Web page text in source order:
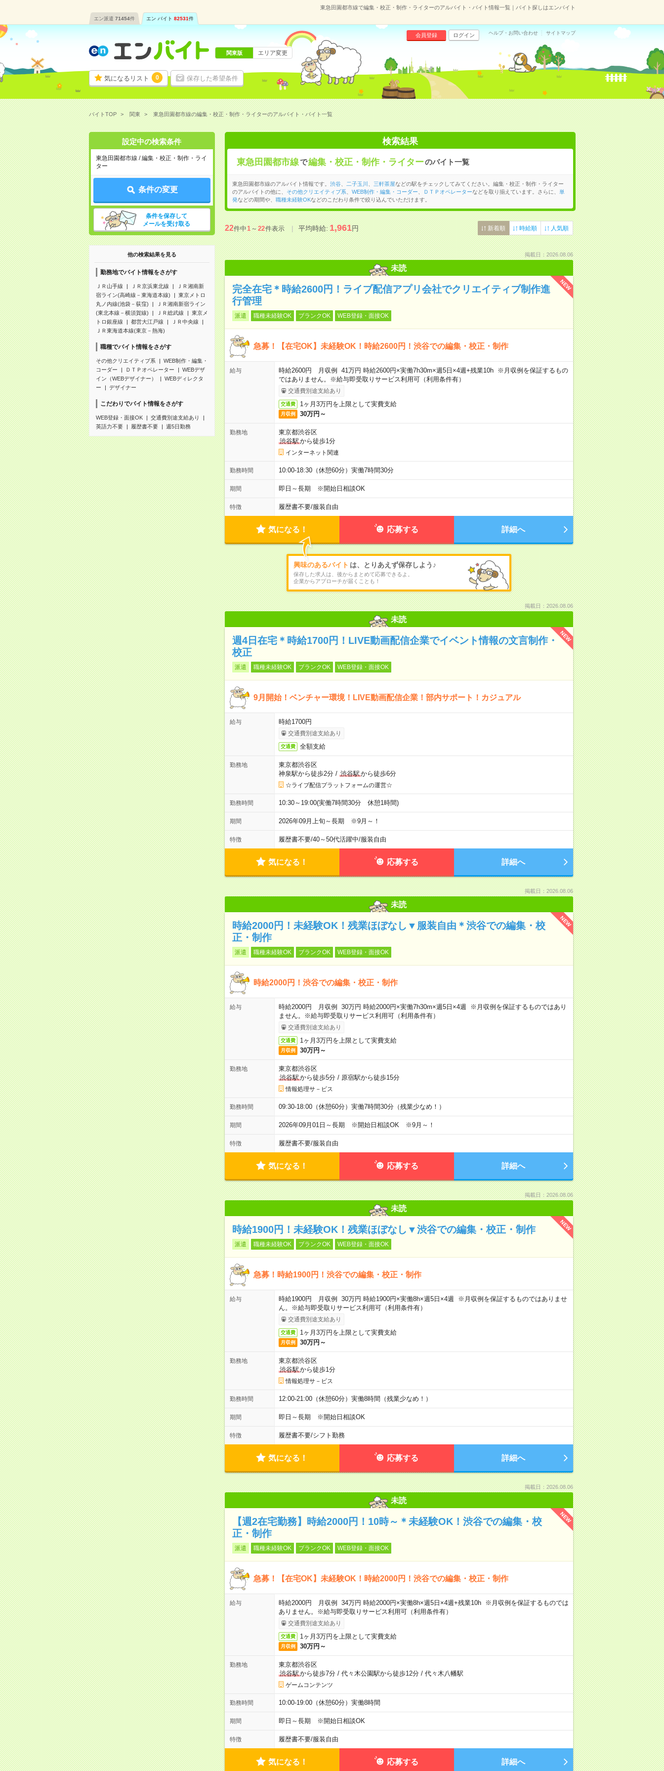
東急田園都市線で編集・校正・制作・ライターのアルバイト・バイト情報一覧｜バイト探しはエンバイト
エン派遣 71454件 エン バイト 82531件
気になるリスト 0 保存した希望条件
会員登録 ログイン ヘルプ・お問い合わせ サイトマップ
関東版 エリア変更
バイトTOP 関東 東急田園都市線の編集・校正・制作・ライターのアルバイト・バイト一覧
設定中の検索条件
東急田園都市線 / 編集・校正・制作・ライ
ター
条件の変更
条件を保存して
メールを受け取る
他の検索結果を見る
勤務地でバイト情報をさがす
ＪＲ山手線 ＪＲ京浜東北線
ＪＲ湘南新
宿ライン(高崎線－東海道本線)
東京メトロ
丸ノ内線(池袋－荻窪)
ＪＲ湘南新宿ライン
(東北本線－横須賀線)
ＪＲ総武線
東京メ
トロ銀座線
都営大江戸線
ＪＲ中央線
ＪＲ東海道本線(東京－熱海)
職種でバイト情報をさがす
その他クリエイティブ系
WEB制作・編集・
コーダー
ＤＴＰオペレーター
WEBデザ
イン（WEBデザイナー）
WEBディレクタ
ー
デザイナー
こだわりでバイト情報をさがす
WEB登録・面接OK
交通費別途支給あり
英語力不要
履歴書不要 週5日勤務
検索結果
東急田園都市線で編集・校正・制作・ライターのバイト一覧
東急田園都市線のアルバイト情報です。 渋谷、 二子玉川 三軒茶屋などの駅をチェックしてみてください。編集・校正・制作・ライター
のアルバイトの他に、
その他クリエイティブ系 WEB制作・編集・コーダー ＤＴＰオペレーターなどを取り揃えています。さらに、
単
発などの期間や、 職種未経験OKなどのこだわり条件で絞り込んでいただけます。
22件中1～22件表示 平均時給:1,961円 新着順 時給順 人気順
掲載日：2026.08.06
未読
NEW
完全在宅＊時給2600円！ライブ配信アプリ会社でクリエイティブ制作進
行管理
派遣 職種未経験OK ブランクOK WEB登録・面接OK
急募！【在宅OK】未経験OK！時給2600円！渋谷での編集・校正・制作
給与
時給2600円 月収例 41万円 時給2600円×実働7h30m×週5日×4週+残業10h ※月収例を保証するもの
ではありません。※給与即受取りサービス利用可（利用条件有）
交通費別途支給あり
交通費 1ヶ月3万円を上限として実費支給
月収例 30万円～
勤務地
東京都渋谷区
渋谷駅から徒歩1分
インターネット関連
勤務時間 10:00-18:30（休憩60分）実働7時間30分
期間 即日～長期 ※開始日相談OK
特徴 履歴書不要/服装自由
気になる！ 応募する 詳細へ
興味のあるバイト は、とりあえず保存しよう♪
保存した求人は、後からまとめて応募できるよ。
企業からアプローチが届くことも！
掲載日：2026.08.06
未読
NEW
週4日在宅＊時給1700円！LIVE動画配信企業でイベント情報の文言制作・
校正
派遣 職種未経験OK ブランクOK WEB登録・面接OK
9月開始！ベンチャー環境！LIVE動画配信企業！部内サポート！カジュアル
給与 時給1700円
交通費別途支給あり
交通費 全額支給
勤務地
東京都渋谷区
神泉駅から徒歩2分/ 渋谷駅から徒歩6分
☆ライブ配信プラットフォームの運営☆
勤務時間 10:30～19:00(実働7時間30分 休憩1時間)
期間 2026年09月上旬～長期 ※9月～！
特徴 履歴書不要/40～50代活躍中/服装自由
気になる！ 応募する 詳細へ
掲載日：2026.08.06
未読
NEW
時給2000円！未経験OK！残業ほぼなし▼服装自由＊渋谷での編集・校
正・制作
派遣 職種未経験OK ブランクOK WEB登録・面接OK
時給2000円！渋谷での編集・校正・制作
給与
時給2000円 月収例 30万円 時給2000円×実働7h30m×週5日×4週 ※月収例を保証するものではあり
ません。※給与即受取りサービス利用可（利用条件有）
交通費別途支給あり
交通費 1ヶ月3万円を上限として実費支給
月収例 30万円～
勤務地
東京都渋谷区
渋谷駅から徒歩5分/ 原宿駅から徒歩15分
情報処理サ－ビス
勤務時間 09:30-18:00（休憩60分）実働7時間30分（残業少なめ！）
期間 2026年09月01日～長期 ※開始日相談OK ※9月～！
特徴 履歴書不要/服装自由
気になる！ 応募する 詳細へ
掲載日：2026.08.06
未読
NEW
時給1900円！未経験OK！残業ほぼなし▼渋谷での編集・校正・制作
派遣 職種未経験OK ブランクOK WEB登録・面接OK
急募！時給1900円！渋谷での編集・校正・制作
給与
時給1900円 月収例 30万円 時給1900円×実働8h×週5日×4週 ※月収例を保証するものではありませ
ん。※給与即受取りサービス利用可（利用条件有）
交通費別途支給あり
交通費 1ヶ月3万円を上限として実費支給
月収例 30万円～
勤務地
東京都渋谷区
渋谷駅から徒歩1分
情報処理サ－ビス
勤務時間 12:00-21:00（休憩60分）実働8時間（残業少なめ！）
期間 即日～長期 ※開始日相談OK
特徴 履歴書不要/シフト勤務
気になる！ 応募する 詳細へ
掲載日：2026.08.06
未読
NEW
【週2在宅勤務】時給2000円！10時～＊未経験OK！渋谷での編集・校
正・制作
派遣 職種未経験OK ブランクOK WEB登録・面接OK
急募！【在宅OK】未経験OK！時給2000円！渋谷での編集・校正・制作
給与
時給2000円 月収例 34万円 時給2000円×実働8h×週5日×4週+残業10h ※月収例を保証するものでは
ありません。※給与即受取りサービス利用可（利用条件有）
交通費別途支給あり
交通費 1ヶ月3万円を上限として実費支給
月収例 30万円～
勤務地
東京都渋谷区
渋谷駅から徒歩7分/ 代々木公園駅から徒歩12分/ 代々木八幡駅
ゲームコンテンツ
勤務時間 10:00-19:00（休憩60分）実働8時間
期間 即日～長期 ※開始日相談OK
特徴 履歴書不要/服装自由
気になる！ 応募する 詳細へ